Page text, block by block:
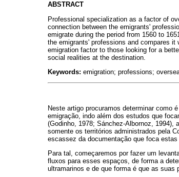
ABSTRACT
Professional specialization as a factor of
connection between the emigrants'
emigrate during the period from 1560 to
the emigrants' professions and compares
emigration factor to those looking for a
social realities at the destination.
Keywords: emigration; professions;
Neste artigo procuramos determinar como
emigração, indo além dos estudos que
(Godinho, 1978; Sánchez-Albornoz, 1994),
somente os territórios administrados pela
escassez da documentação que foca
Para tal, começaremos por fazer um
fluxos para esses espaços, de forma a
ultramarinos e de que forma é que as